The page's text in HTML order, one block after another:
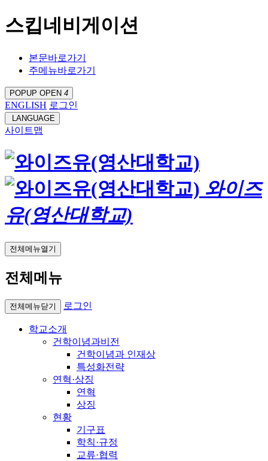
스킵네비게이션
본문바로가기
주메뉴바로가기
POPUP OPEN 4
ENGLISH 로그인
LANGUAGE
사이트맵
와이즈
유(영산대학교)
전체메뉴열기
전체메뉴
전체메뉴닫기 로그인
학교소개
건학이념과비전
건학이념과 인재상
특성화전략
연혁·상징
연혁
상징
현황
기구표
학칙·규정
교류·협력